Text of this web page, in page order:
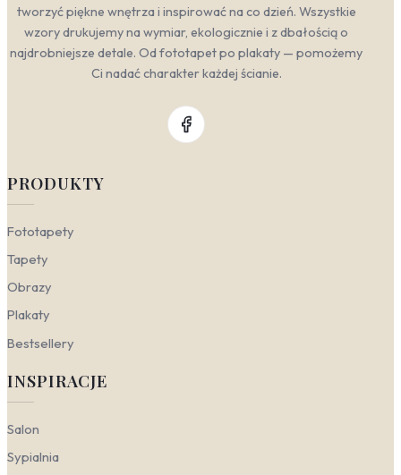
tworzyć piękne wnętrza i inspirować na co dzień. Wszystkie
wzory drukujemy na wymiar, ekologicznie i z dbałością o
najdrobniejsze detale. Od fototapet po plakaty — pomożemy
Ci nadać charakter każdej ścianie.
PRODUKTY
Fototapety
Tapety
Obrazy
Plakaty
Bestsellery
INSPIRACJE
Salon
Sypialnia